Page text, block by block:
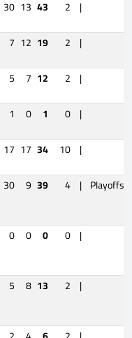
30 13 43 2 |
7 12 19 2 |
5 7 12 2 |
1 0 1 0 |
17 17 34 10 |
30 9 39 4 | Playoffs
0 0 0 0 |
5 8 13 2 |